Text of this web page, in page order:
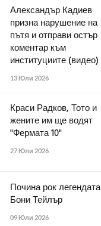
Александър Кадиев
призна нарушение на
пътя и отправи остър
коментар към
институциите (видео)
13 Юли 2026
Краси Радков, Тото и
жените им ще водят
"Фермата 10"
27 Юли 2026
Почина рок легендата
Бони Тейлър
09 Юли 2026